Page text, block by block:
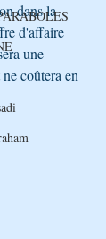
dans la
d'affaire
une
coûtera en